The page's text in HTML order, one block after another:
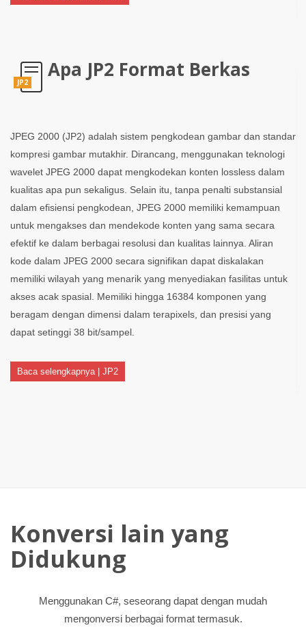
JP2
Apa JP2 Format Berkas
JPEG 2000 (JP2) adalah sistem pengkodean gambar dan standar
kompresi gambar mutakhir. Dirancang, menggunakan teknologi
wavelet JPEG 2000 dapat mengkodekan konten lossless dalam
kualitas apa pun sekaligus. Selain itu, tanpa penalti substansial
dalam efisiensi pengkodean, JPEG 2000 memiliki kemampuan
untuk mengakses dan mendekode konten yang sama secara
efektif ke dalam berbagai resolusi dan kualitas lainnya. Aliran
kode dalam JPEG 2000 secara signifikan dapat diskalakan
memiliki wilayah yang menarik yang menyediakan fasilitas untuk
akses acak spasial. Memiliki hingga 16384 komponen yang
beragam dengan dimensi dalam terapixels, dan presisi yang
dapat setinggi 38 bit/sampel.
Baca selengkapnya | JP2
Konversi lain yang
Didukung
Menggunakan C#, seseorang dapat dengan mudah
mengonversi berbagai format termasuk.